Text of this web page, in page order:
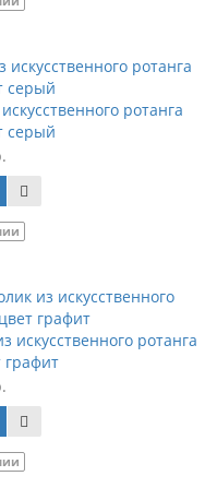
ротанга
серый
ротанга
графит